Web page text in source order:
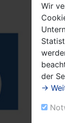
Wir
der
→